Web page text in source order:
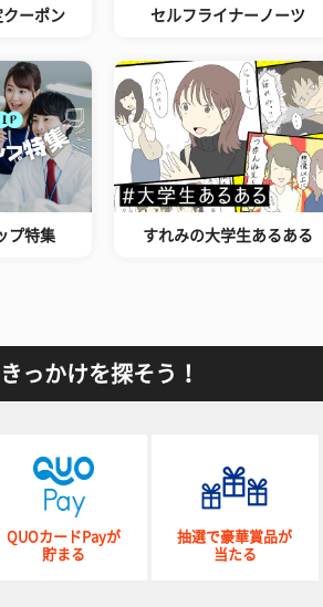
ーポン セルフライナーノーツ
プ特集 すれみの大学生あるある
っかけを探そう！
QUOカードPayが
貯まる
抽選で豪華賞品が
当たる